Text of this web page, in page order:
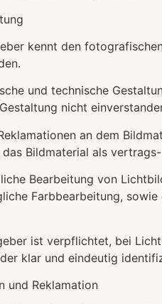
kennt den
und technische
nicht
an dem
Bildmaterial als
Bearbeitung von
Farbbearbeitung,
ist verpflichtet, bei
klar und eindeutig
und Reklamation